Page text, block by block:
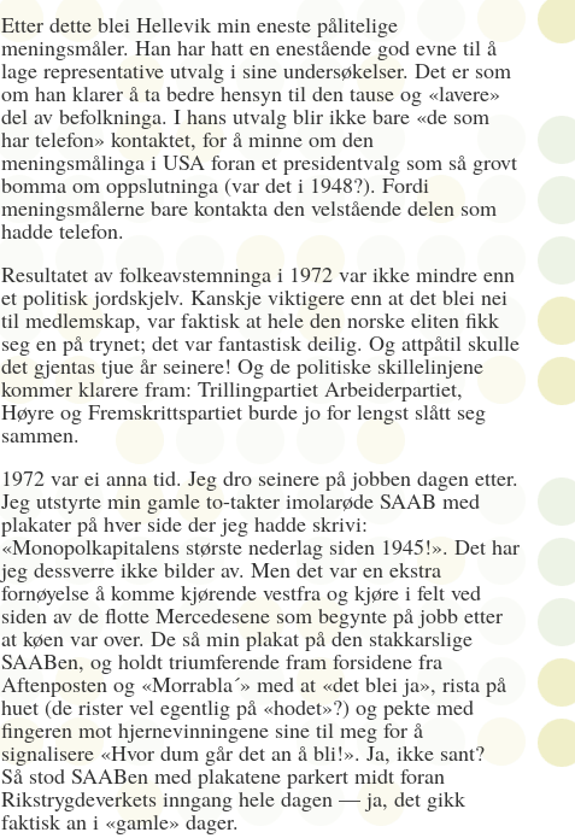
Etter dette blei Hellevik min eneste pålitelige
meningsmåler. Han har hatt en enestående god evne til å
lage representative utvalg i sine undersøkelser. Det er som
om han klarer å ta bedre hensyn til den tause og «lavere»
del av befolkninga. I hans utvalg blir ikke bare «de som
har telefon» kontaktet, for å minne om den
meningsmålinga i USA foran et presidentvalg som så grovt
bomma om oppslutninga (var det i 1948?). Fordi
meningsmålerne bare kontakta den velstående delen som
hadde telefon.
Resultatet av folkeavstemninga i 1972 var ikke mindre enn
et politisk jordskjelv. Kanskje viktigere enn at det blei nei
til medlemskap, var faktisk at hele den norske eliten fikk
seg en på trynet; det var fantastisk deilig. Og attpåtil skulle
det gjentas tjue år seinere! Og de politiske skillelinjene
kommer klarere fram: Trillingpartiet Arbeiderpartiet,
Høyre og Fremskrittspartiet burde jo for lengst slått seg
sammen.
1972 var ei anna tid. Jeg dro seinere på jobben dagen etter.
Jeg utstyrte min gamle to-takter imolarøde SAAB med
plakater på hver side der jeg hadde skrivi:
«Monopolkapitalens største nederlag siden 1945!». Det har
jeg dessverre ikke bilder av. Men det var en ekstra
fornøyelse å komme kjørende vestfra og kjøre i felt ved
siden av de flotte Mercedesene som begynte på jobb etter
at køen var over. De så min plakat på den stakkarslige
SAABen, og holdt triumferende fram forsidene fra
Aftenposten og «Morrabla´» med at «det blei ja», rista på
huet (de rister vel egentlig på «hodet»?) og pekte med
fingeren mot hjernevinningene sine til meg for å
signalisere «Hvor dum går det an å bli!». Ja, ikke sant?
Så stod SAABen med plakatene parkert midt foran
Rikstrygdeverkets inngang hele dagen — ja, det gikk
faktisk an i «gamle» dager.